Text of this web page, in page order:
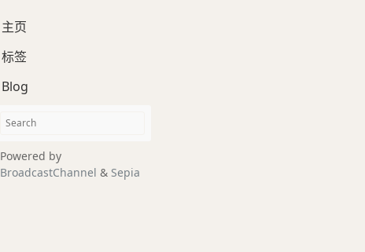
主页
标签
Blog
Powered by
BroadcastChannel & Sepia